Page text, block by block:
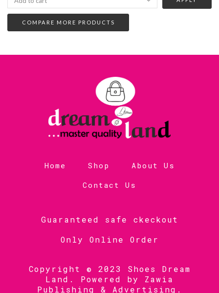
COMPARE MORE PRODUCTS
Home Shop
About Us
Contact Us
Guaranteed safe ckeckout
Only Online Order
Copyright © 2023 Shoes Dream
Land. Powered by Zawia
Publishing & Advertising .